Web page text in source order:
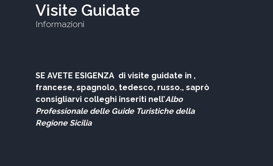
Visite Guidate
Informazioni
SE AVETE ESIGENZA di visite guidate in ,
francese, spagnolo, tedesco, russo., saprò
consigliarvi colleghi inseriti nell’Albo
Professionale delle Guide Turistiche della
Regione Sicilia